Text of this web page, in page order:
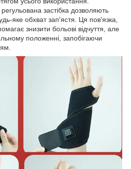
застібка дозволяють
яке обхват зап'ястя. Ця пов'язка,
знизити больові відчуття, але
положенні, запобігаючи